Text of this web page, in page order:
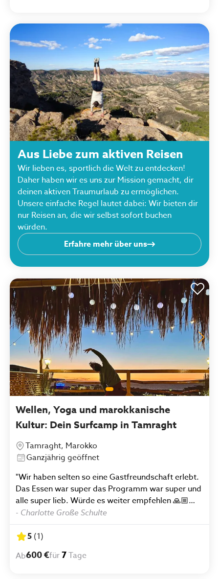
Aus Liebe zum aktiven Reisen
Wir lieben es, sportlich die Welt zu entdecken!
Daher haben wir es uns zur Mission gemacht, dir
deinen aktiven Traumurlaub zu ermöglichen.
Unsere einfache Regel lautet dabei: Wir bieten dir
nur Reisen an, die wir selbst sofort buchen
würden.
Erfahre mehr über uns
Wellen, Yoga und marokkanische
Kultur: Dein Surfcamp in Tamraght
Tamraght, Marokko
Ganzjährig geöffnet
"Wir haben selten so eine Gastfreundschaft erlebt.
Das Essen war super das Programm war super und
alle super lieb. Würde es weiter empfehlen 🙏🏼
🙏🏼"
- Charlotte Große Schulte
5 (1)
Ab600 €für7Tage